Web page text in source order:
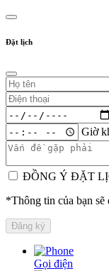
Đặt lịch
Giờ
ĐỒNG Ý ĐẶT
*Thông tin của bạn sẽ
Gọi điện